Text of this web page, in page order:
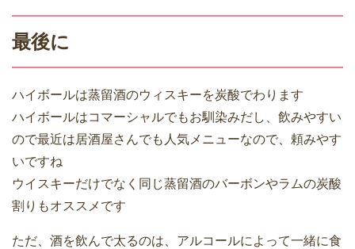
最後に
ハイボールは蒸留酒のウィスキーを炭酸でわります
ハイボールはコマーシャルでもお馴染みだし、飲みやすい
ので最近は居酒屋さんでも人気メニューなので、頼みやす
いですね
ウイスキーだけでなく同じ蒸留酒のバーボンやラムの炭酸
割りもオススメです
ただ、酒を飲んで太るのは、アルコールによって一緒に食